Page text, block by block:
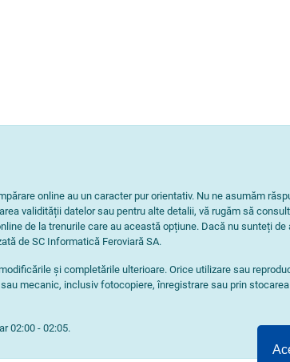
online au un caracter pur orientativ. Nu ne asumăm
validității datelor sau pentru alte detalii, vă rugăm să
de la trenurile care au această opțiune. Dacă nu sunteți
de SC Informatică Feroviară SA.
și completările ulterioare. Orice utilizare sau
mecanic, inclusiv fotocopiere, înregistrare sau prin
02:00 - 02:05.